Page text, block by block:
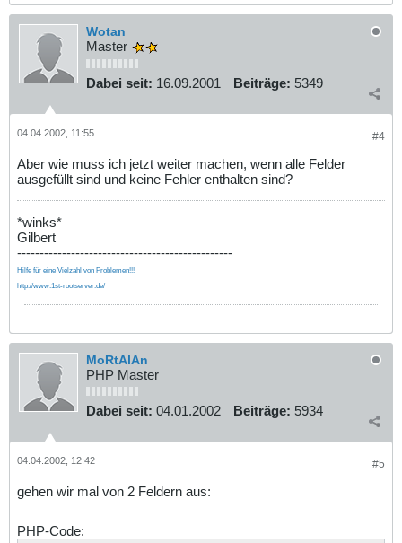
Wotan
Master
Dabei seit: 16.09.2001 Beiträge: 5349
#4
04.04.2002, 11:55
Aber wie muss ich jetzt weiter machen, wenn alle Felder
ausgefüllt sind und keine Fehler enthalten sind?
*winks*
Gilbert
------------------------------------------------
Hilfe für eine Vielzahl von Problemen!!!
http://www.1st-rootserver.de/
MoRtAlAn
PHP Master
Dabei seit: 04.01.2002 Beiträge: 5934
#5
04.04.2002, 12:42
gehen wir mal von 2 Feldern aus:
PHP-Code: